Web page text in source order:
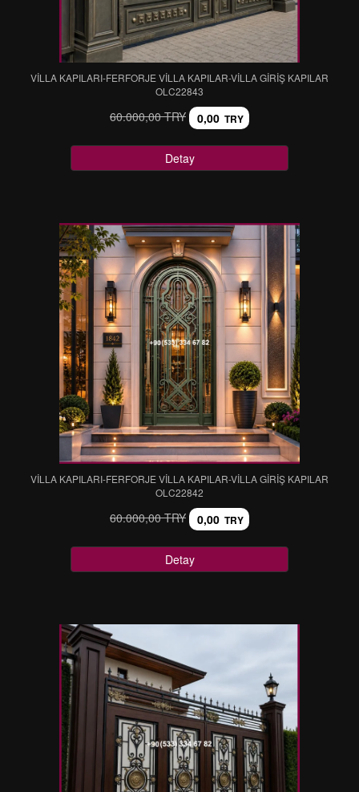
VİLLA KAPILARI-FERFORJE VİLLA KAPILAR-VİLLA GİRİŞ KAPILAR
OLC22843
60.000,00 TRY 0,00 TRY
Detay
VİLLA KAPILARI-FERFORJE VİLLA KAPILAR-VİLLA GİRİŞ KAPILAR
OLC22842
60.000,00 TRY 0,00 TRY
Detay